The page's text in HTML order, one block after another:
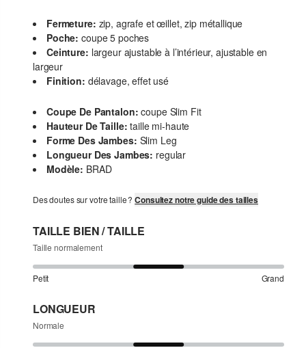
Fermeture: zip, agrafe et œillet, zip métallique
Poche: coupe 5 poches
Ceinture: largeur ajustable à l’intérieur, ajustable en
largeur
Finition: délavage, effet usé
Coupe De Pantalon: coupe Slim Fit
Hauteur De Taille: taille mi-haute
Forme Des Jambes: Slim Leg
Longueur Des Jambes: regular
Modèle: BRAD
Des doutes sur votre taille ?Consultez notre guide des tailles
TAILLE BIEN / TAILLE
Taille normalement
Petit Grand
LONGUEUR
Normale